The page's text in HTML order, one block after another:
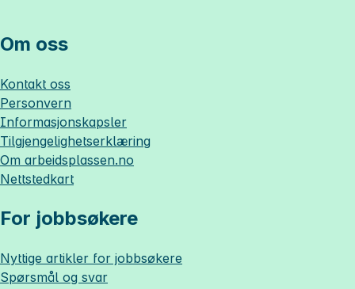
Om oss
Kontakt oss
Personvern
Informasjonskapsler
Tilgjengelighetserklæring
Om arbeidsplassen.no
Nettstedkart
For jobbsøkere
Nyttige artikler for jobbsøkere
Spørsmål og svar